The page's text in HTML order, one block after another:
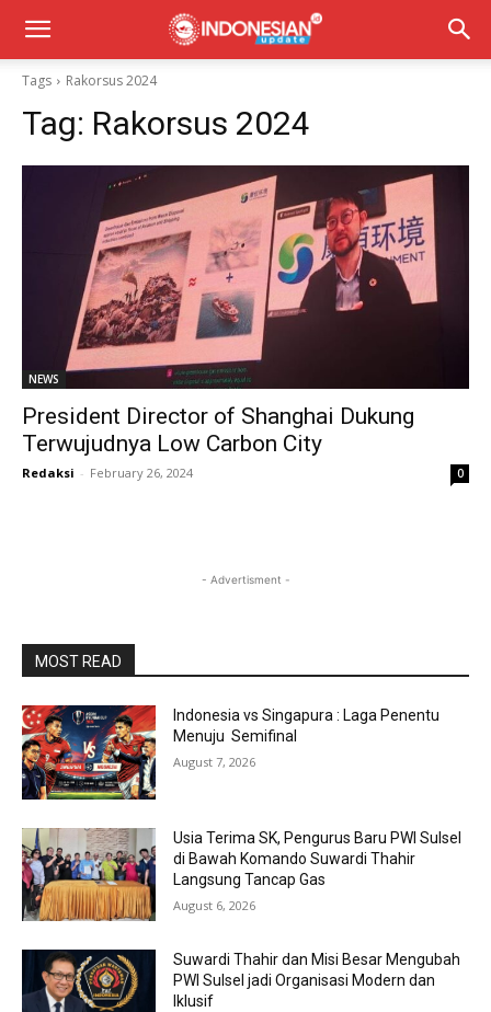
Tags Rakorsus 2024
Tag: Rakorsus 2024
NEWS
President Director of Shanghai Dukung
Terwujudnya Low Carbon City
Redaksi - February 26, 2024 0
- Advertisment -
MOST READ
Indonesia vs Singapura : Laga Penentu
Menuju Semifinal
August 7, 2026
Usia Terima SK, Pengurus Baru PWI Sulsel
di Bawah Komando Suwardi Thahir
Langsung Tancap Gas
August 6, 2026
Suwardi Thahir dan Misi Besar Mengubah
PWI Sulsel jadi Organisasi Modern dan
Iklusif